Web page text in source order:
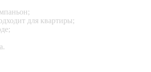
для квартиры;